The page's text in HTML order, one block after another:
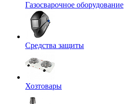
Газосварочное оборудование
Средства защиты
Хозтовары